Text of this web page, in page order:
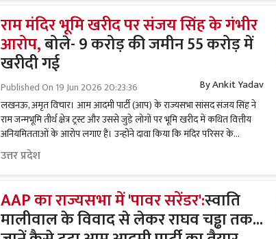
राम मंदिर भूमि खरीद पर संजय सिंह के गंभीर
आरोप,बोले- 9 करोड़ की जमीन 55 करोड़ में
खरीदी गई
Published On 19 Jun 2026 20:23:36 ByAnkit Yadav
लखनऊ, अमृत विचार। आम आदमी पार्टी (आप) के राज्यसभा सांसद संजय सिंह ने
राम जन्मभूमि तीर्थ क्षेत्र ट्रस्ट और उससे जुड़े लोगों पर भूमि खरीद में कथित वित्तीय
अनियमितताओं के आरोप लगाए हैं। उन्होंने दावा किया कि मंदिर परिसर के...
उत्तर प्रदेश
AAP का राज्यसभा में 'पावर सरेंडर':स्वाति
मालीवाल के विवाद से लेकर राघव चड्ढा तक...